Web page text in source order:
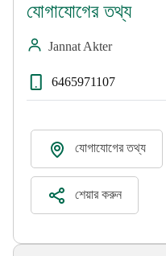
যোগাযোগের তথ্য
Jannat Akter
6465971107
যোগাযোগের তথ্য
শেয়ার করুন